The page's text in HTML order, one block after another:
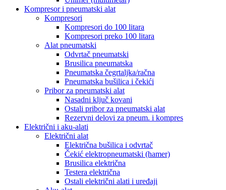
Kompresor i pneumatski alat
Kompresori
Kompresori do 100 litara
Kompresori preko 100 litara
Alat pneumatski
Odvrtač pneumatski
Brusilica pneumatska
Pneumatska čegrtaljka/račna
Pneumatska bušilica i čekići
Pribor za pneumatski alat
Nasadni ključ kovani
Ostali pribor za pneumatski alat
Rezervni delovi za pneum. i kompres
Električni i aku-alati
Električni alat
Električna bušilica i odvrtač
Čekić elektropneumatski (hamer)
Brusilica električna
Testera električna
Ostali električni alati i uređaji